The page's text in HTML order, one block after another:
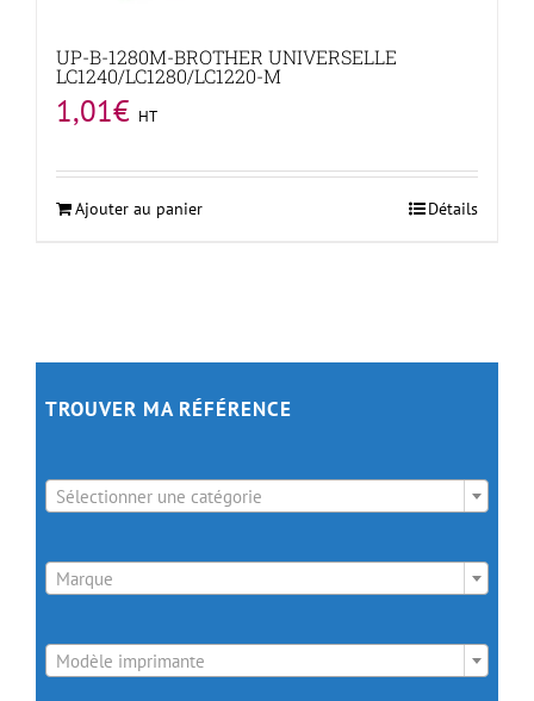
UP-B-1280M-BROTHER UNIVERSELLE
LC1240/LC1280/LC1220-M
1,01€ HT
Ajouter au panier Détails
TROUVER MA RÉFÉRENCE
Sélectionner une catégorie
Marque
Modèle imprimante